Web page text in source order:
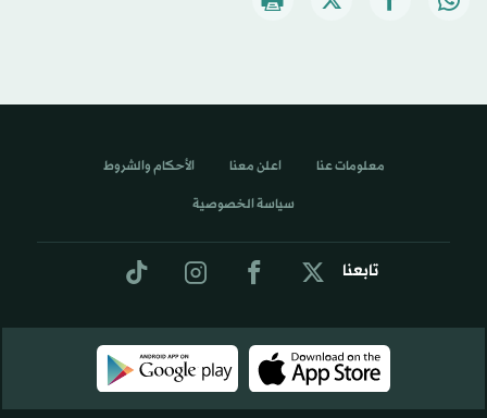
تابعنا
معلومات عنا اعلن معنا الأحكام والشروط
سياسة الخصوصية